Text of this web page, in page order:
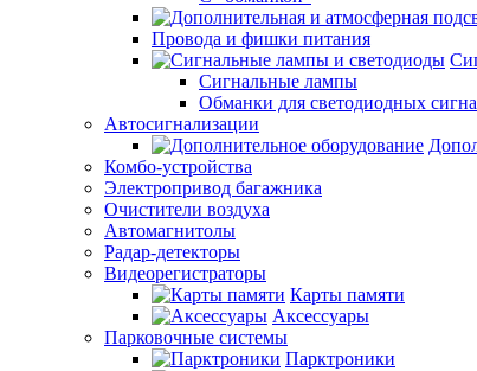
Провода и фишки питания
Сигнальные лампы
Обманки для светодиодных
Автосигнализации
Комбо-устройства
Электропривод багажника
Очистители воздуха
Автомагнитолы
Радар-детекторы
Видеорегистраторы
Карты памяти
Аксессуары
Парковочные системы
Парктроники